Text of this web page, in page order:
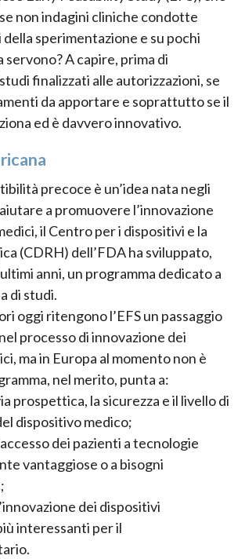
non indagini cliniche condotte
sperimentazione e su pochi
servono? A capire, prima di
finalizzati alle autorizzazioni, se
da apportare e soprattutto se il
ed è davvero innovativo.
precoce è un’idea nata negli
a promuovere l’innovazione
il Centro per i dispositivi e la
(CDRH) dell’FDA ha sviluppato,
anni, un programma dedicato a
di studi.
oggi ritengono l’EFS un passaggio
processo di innovazione dei
ma in Europa al momento non è
nel merito, punta a:
prospettica, la sicurezza e il livello di
dispositivo medico;
dei pazienti a tecnologie
vantaggiose o a bisogni
dei dispositivi
interessanti per il